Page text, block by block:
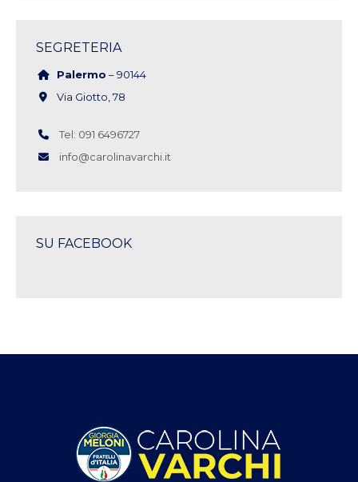
SEGRETERIA
Palermo – 90144
Via Giotto, 78
Tel: 091 6496727
info@carolinavarchi.it
SU FACEBOOK